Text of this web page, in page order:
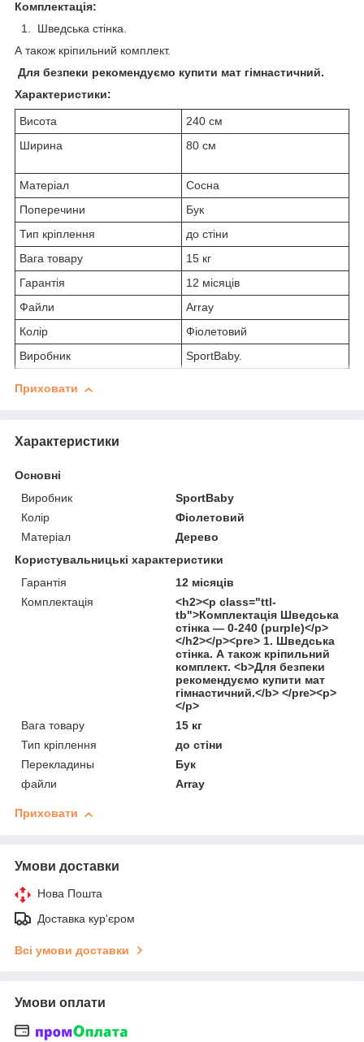
Комплектація:
1. Шведська стінка.
А також кріпильний комплект.
Для безпеки рекомендуємо купити мат гімнастичний.
Характеристики:
Висота
240 см
Ширина
80 см
Матеріал
Сосна
Поперечини
Бук
Тип кріплення
до стіни
Вага товару
15 кг
Гарантія
12 місяців
Файли
Array
Колір
Фіолетовий
Виробник
SportBaby.
Приховати
Характеристики
Основні
Виробник
SportBaby
Колір
Фіолетовий
Матеріал
Дерево
Користувальницькі характеристики
Гарантія
12 місяців
Комплектація
<h2><p class="ttl-
tb">Комплектація Шведська
стінка — 0-240 (purple)</p>
</h2></p><pre> 1. Шведська
стінка. А також кріпильний
комплект. <b>Для безпеки
рекомендуємо купити мат
гімнастичний.</b> </pre><p>
</p>
Вага товару
15 кг
Тип кріплення
до стіни
Перекладины
Бук
файли
Array
Приховати
Умови доставки
Нова Пошта
Доставка кур'єром
Всі умови доставки
Умови оплати